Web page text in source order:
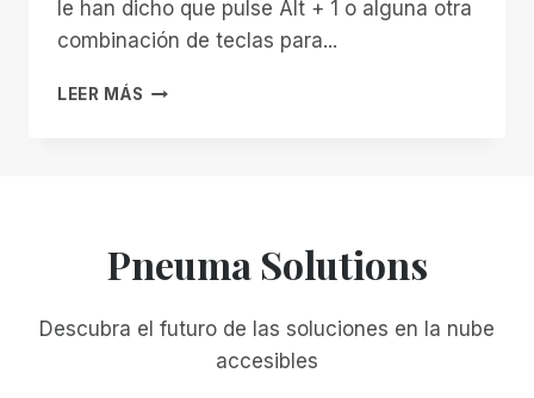
le han dicho que pulse Alt + 1 o alguna otra
combinación de teclas para...
LEER MÁS
ACCESIBILIDAD
Pneuma Solutions
Descubra el futuro de las soluciones en la nube
accesibles